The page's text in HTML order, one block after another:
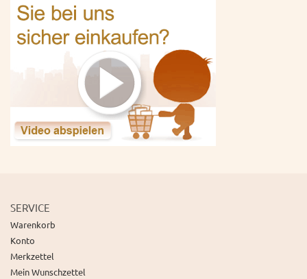
SERVICE
Warenkorb
Konto
Merkzettel
Mein Wunschzettel